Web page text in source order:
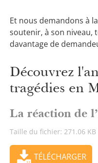
Et nous demandons à
soutenir, à son niveau,
davantage de
Découvrez
tragédies en
La réaction de
Taille du fichier: 271.06 KB
TÉLÉCHARGER